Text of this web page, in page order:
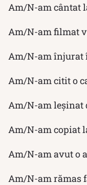
Am/N-am cântat
Am/N-am filmat
Am/N-am
Am/N-am citit o
Am/N-am leșinat
Am/N-am copiat
Am/N-am avut o
Am/N-am rămas